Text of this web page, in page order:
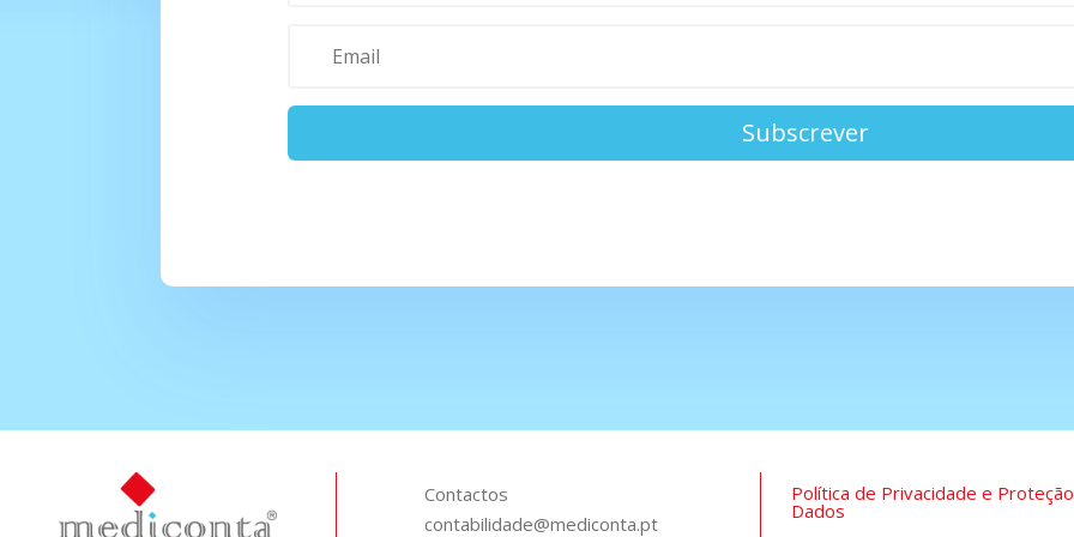
Subscrever
Contactos
contabilidade@mediconta.pt
Política de Privacidade e
Dados